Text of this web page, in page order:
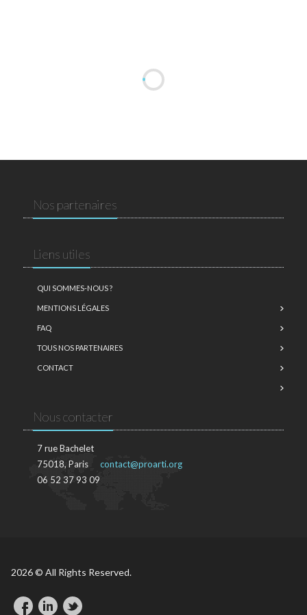
Nos partenaires
Liens utiles
QUI SOMMES-NOUS ?
MENTIONS LÉGALES
FAQ
TOUS NOS PARTENAIRES
CONTACT
Nous contacter
7 rue Bachelet
75018, Paris
06 52 37 93 09
contact@proarti.org
2026 © All Rights Reserved.